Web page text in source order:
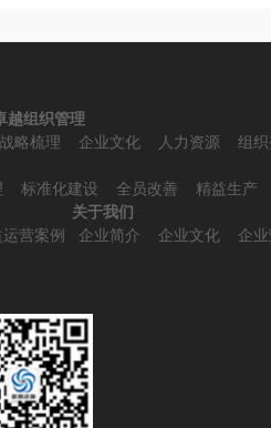
越组织管理
战略梳理
企业文化 人力资源
组
标准化建设 全员改善
精益生产
营案例
关于我们
企业简介
企业文化 企